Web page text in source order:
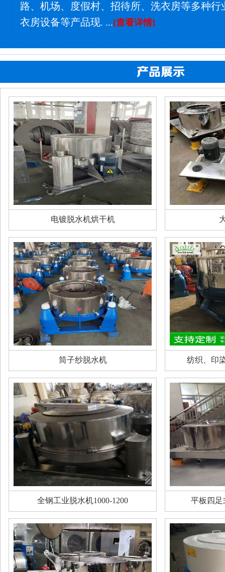
路、机场、度假村、招待所、洗衣房等多种行
衣房设备等产品现. ...[查看详情]
电镀脱水机烘干机
筒子纱脱水机 纺织、印
全钢工业脱水机1000-1200 平板四足